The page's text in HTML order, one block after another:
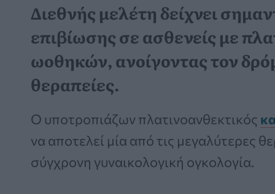
Διεθνής μελέτη δείχνει
επιβίωσης σε ασθενείς με
ωοθηκών, ανοίγοντας τον
θεραπείες.
Ο υποτροπιάζων πλατινοανθεκτικός
να αποτελεί μία από τις μεγαλύτερες
σύγχρονη γυναικολογική ογκολογία.